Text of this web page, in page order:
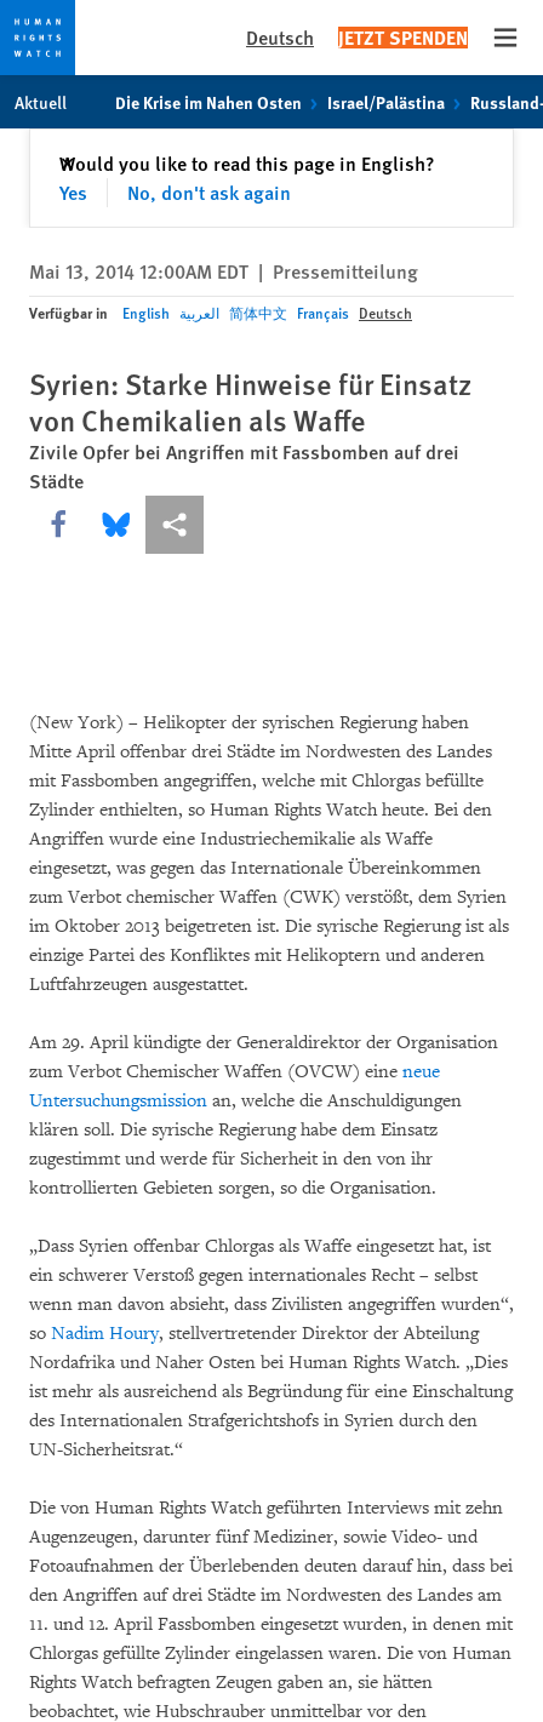
Skip
to
Skip
to
content
Deutsch JETZT SPENDEN
Aktuell Die Krise im Nahen Osten Israel/Palästina
Would you like to read this page in English?
Yes
No, don't ask again
✕Schließen
Mai 13, 2014 12:00AM EDT | Pressemitteilung
Verfügbar in English العربية 简体中文 Français Deutsch
Syrien: Starke Hinweise für Einsatz
von Chemikalien als Waffe
Zivile Opfer bei Angriffen mit Fassbomben auf drei
Städte
Share this via Facebook
Share this via Bluesky
More sharing options
(New York) – Helikopter der syrischen Regierung haben
Mitte April offenbar drei Städte im Nordwesten des Landes
mit Fassbomben angegriffen, welche mit Chlorgas befüllte
Zylinder enthielten, so Human Rights Watch heute. Bei den
Angriffen wurde eine Industriechemikalie als Waffe
eingesetzt, was gegen das Internationale Übereinkommen
zum Verbot chemischer Waffen (CWK) verstößt, dem Syrien
im Oktober 2013 beigetreten ist. Die syrische Regierung ist als
einzige Partei des Konfliktes mit Helikoptern und anderen
Luftfahrzeugen ausgestattet.
Am 29. April kündigte der Generaldirektor der Organisation
zum Verbot Chemischer Waffen (OVCW) eine neue
Untersuchungsmission an, welche die Anschuldigungen
klären soll. Die syrische Regierung habe dem Einsatz
zugestimmt und werde für Sicherheit in den von ihr
kontrollierten Gebieten sorgen, so die Organisation.
„Dass Syrien offenbar Chlorgas als Waffe eingesetzt hat, ist
ein schwerer Verstoß gegen internationales Recht – selbst
wenn man davon absieht, dass Zivilisten angegriffen wurden“,
so Nadim Houry, stellvertretender Direktor der Abteilung
Nordafrika und Naher Osten bei Human Rights Watch. „Dies
ist mehr als ausreichend als Begründung für eine Einschaltung
des Internationalen Strafgerichtshofs in Syrien durch den
UN-Sicherheitsrat.“
Die von Human Rights Watch geführten Interviews mit zehn
Augenzeugen, darunter fünf Mediziner, sowie Video- und
Fotoaufnahmen der Überlebenden deuten darauf hin, dass bei
den Angriffen auf drei Städte im Nordwesten des Landes am
11. und 12. April Fassbomben eingesetzt wurden, in denen mit
Chlorgas gefüllte Zylinder eingelassen waren. Die von Human
Rights Watch befragten Zeugen gaben an, sie hätten
beobachtet, wie Hubschrauber unmittelbar vor den